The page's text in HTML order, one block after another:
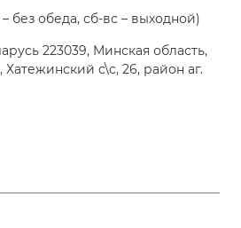
– без обеда, сб-вс – выходной)
223039, Минская область,
с\с, 26, район аг.